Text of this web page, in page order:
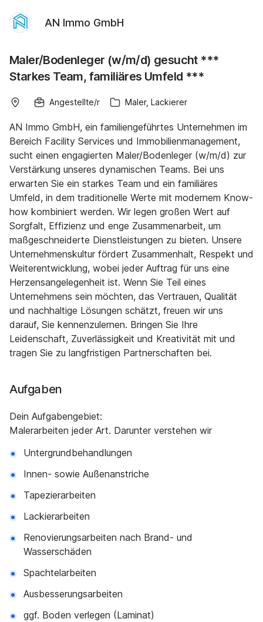
AN Immo GmbH
Maler/Bodenleger (w/m/d) gesucht ***
Starkes Team, familiäres Umfeld ***
Angestellte/r Maler, Lackierer
AN Immo GmbH, ein familiengeführtes Unternehmen im
Bereich Facility Services und Immobilienmanagement,
sucht einen engagierten Maler/Bodenleger (w/m/d) zur
Verstärkung unseres dynamischen Teams. Bei uns
erwarten Sie ein starkes Team und ein familiäres
Umfeld, in dem traditionelle Werte mit modernem Know-
how kombiniert werden. Wir legen großen Wert auf
Sorgfalt, Effizienz und enge Zusammenarbeit, um
maßgeschneiderte Dienstleistungen zu bieten. Unsere
Unternehmenskultur fördert Zusammenhalt, Respekt und
Weiterentwicklung, wobei jeder Auftrag für uns eine
Herzensangelegenheit ist. Wenn Sie Teil eines
Unternehmens sein möchten, das Vertrauen, Qualität
und nachhaltige Lösungen schätzt, freuen wir uns
darauf, Sie kennenzulernen. Bringen Sie Ihre
Leidenschaft, Zuverlässigkeit und Kreativität mit und
tragen Sie zu langfristigen Partnerschaften bei.
Aufgaben
Dein Aufgabengebiet:
Malerarbeiten jeder Art. Darunter verstehen wir
Untergrundbehandlungen
Innen- sowie Außenanstriche
Tapezierarbeiten
Lackierarbeiten
Renovierungsarbeiten nach Brand- und
Wasserschäden
Spachtelarbeiten
Ausbesserungsarbeiten
ggf. Boden verlegen (Laminat)